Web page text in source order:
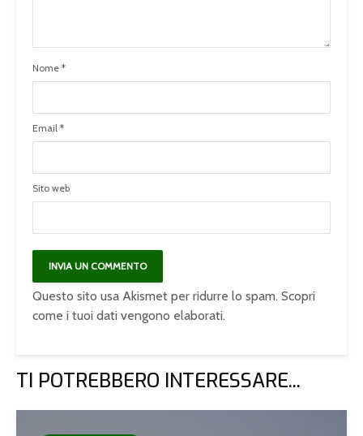
Nome *
Email *
Sito web
Questo sito usa Akismet per ridurre lo spam. Scopri
come i tuoi dati vengono elaborati.
TI POTREBBERO INTERESSARE...